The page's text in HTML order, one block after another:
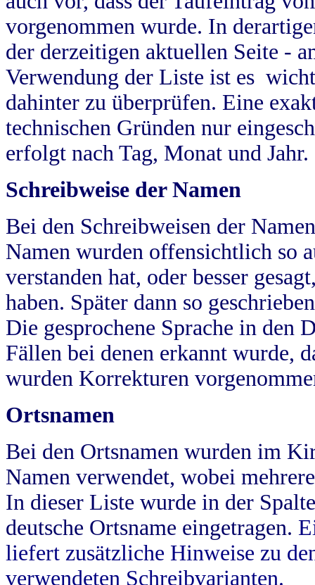
vorgenommen wurde. In
der derzeitigen aktuellen Seite -
Verwendung der Liste ist es
dahinter zu überprüfen. Eine
technischen Gründen nur
erfolgt nach Tag, Monat und Jahr.
Schreibweise der Namen
Bei den Schreibweisen der
Namen wurden offensichtlich so
verstanden hat, oder besser
haben. Später dann so
Die gesprochene Sprache in
Fällen bei denen erkannt wurde,
wurden Korrekturen
Ortsnamen
Bei den Ortsnamen wurden im
Namen verwendet, wobei
In dieser Liste wurde in der
deutsche Ortsname eingetragen.
liefert zusätzliche Hinweise zu
verwendeten Schreibvarianten.